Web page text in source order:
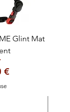
Glint Mat
€